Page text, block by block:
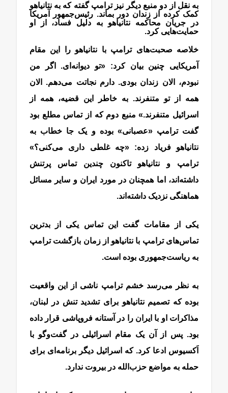
به نقل از دو منبع دیگر نیز ترامپ گفته که به نتانیاهو
کمک کرده از زندان دور بماند. رئیس‌جمهور آمریکا
در جریان محاکمه نتانیاهو به دلیل فساد، از او
حمایت‌هایی کرد.
خلاصه صحبت‌های ترامپ با نتانیاهو را این مقام
آمریکایی چنین بیان کرد: «تو دیوانه‌ای. اگر من
نبودم، الان زندان بودی. دارم نجاتت می‌دهم. الان
همه از تو متنفرند. به خاطر این قضیه، همه از
اسرائیل متنفرند.» منبع دوم که از تماس مطلع بود
گفت ترامپ «عصبانی» بوده و یک جا خطاب به
نتانیاهو فریاد زده: «چه غلطی داری می‌کنی؟»
ترامپ و نتانیاهو تاکنون چندین تماس پرتنش
داشته‌اند، اما همچنان در مورد ایران و سایر مسائل
هماهنگی نزدیک داشته‌اند.
یکی از مقامات گفت این تماس یکی از بدترین
تماس‌های ترامپ با نتانیاهو از زمان بازگشت ترامپ
به ریاست‌جمهوری بوده است.
به نظر می‌رسد خشم ترامپ ناشی از این واقعیت
بوده که تصمیم نتانیاهو برای تشدید تنش در لبنان،
مذاکرات او با ایران را در آستانه فروپاشی قرار داده
بود. پس از آن یک مقام اسرائیلی در گفت‌وگو با
اَکسیوس ادعا کرد. که اسرائیل دیگر برنامه‌ای برای
حمله به مواضع حزب‌الله در بیروت ندارد.